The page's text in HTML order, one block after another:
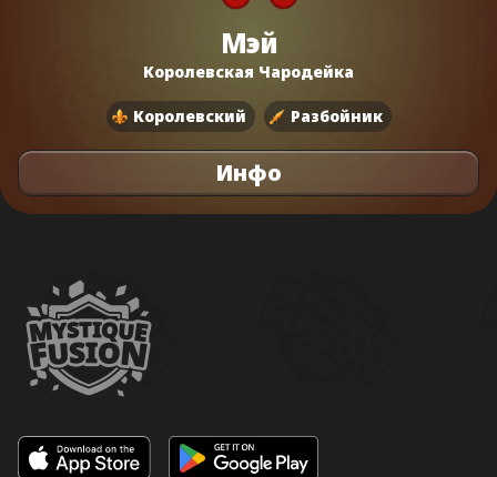
Мэй
Королевская Чародейка
Королевский Разбойник
Инфо